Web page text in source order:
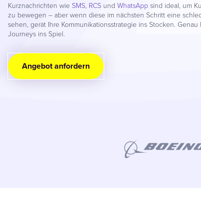
Kurznachrichten wie SMS, RCS und WhatsApp sind ideal, um
zu bewegen – aber wenn diese im nächsten Schritt eine
sehen, gerät Ihre Kommunikationsstrategie ins Stocken.
Journeys ins Spiel.
Angebot anfordern